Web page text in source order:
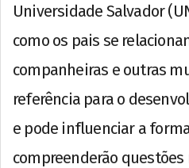
Universidade Salvador
como os pais se
companheiras e outras
referência para o
e pode influenciar a
compreenderão questões